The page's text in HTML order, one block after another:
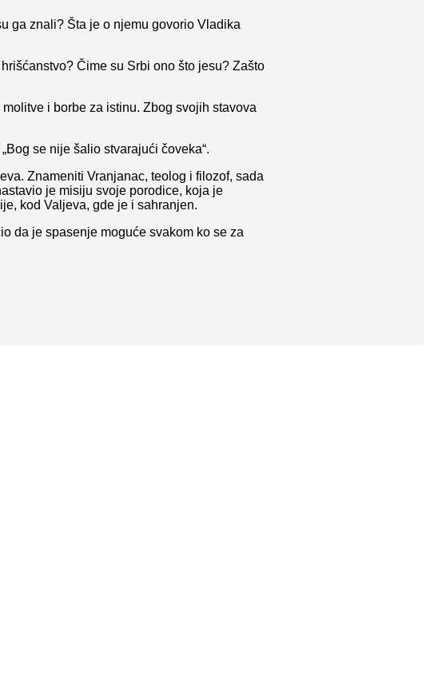
ga znali? Šta je o njemu govorio Vladika
Čime su Srbi ono što jesu? Zašto
i borbe za istinu. Zbog svojih stavova
se nije šalio stvarajući čoveka“.
Znameniti Vranjanac, teolog i filozof, sada
je misiju svoje porodice, koja je
kod Valjeva, gde je i sahranjen.
da je spasenje moguće svakom ko se za